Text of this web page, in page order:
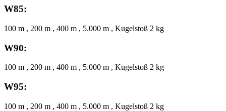
W85:
100 m , 200 m , 400 m , 5.000 m , Kugelstoß 2 kg
W90:
100 m , 200 m , 400 m , 5.000 m , Kugelstoß 2 kg
W95:
100 m , 200 m , 400 m , 5.000 m , Kugelstoß 2 kg